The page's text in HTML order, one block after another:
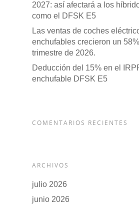
Pulse Enter para buscar o
2027: así afectará a los
como el DFSK E5
Las ventas de coches
enchufables crecieron un
trimestre de 2026.
Deducción del 15% en el
enchufable DFSK E5
COMENTARIOS RECIENTES
ARCHIVOS
julio 2026
junio 2026